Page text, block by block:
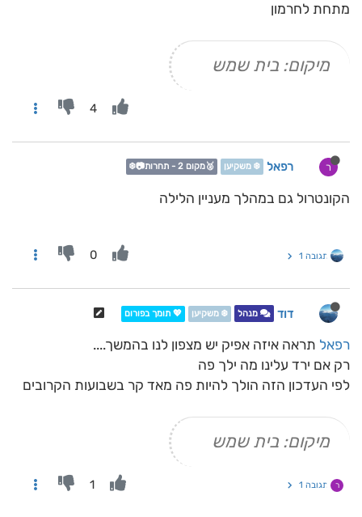
מתחת לחרמון
מיקום: בית שמש
4
ר רפאל ❄️ משקיען 🥈מקום 2 - תחרות📷❄️
הקונטרול גם במהלך מעניין הלילה
תגובה 1 0
דוד מנהל ❄️ משקיען 💖 תומך בפורום
רפאל תראה איזה אפיק יש מצפון לנו בהמשך....
רק אם ירד עלינו מה ילך פה
לפי העדכון הזה הולך להיות פה מאד קר בשבועות הקרובים
מיקום: בית שמש
ר תגובה 1 1